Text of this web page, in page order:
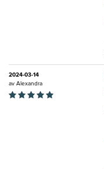
2024-03-14
av Alexandra